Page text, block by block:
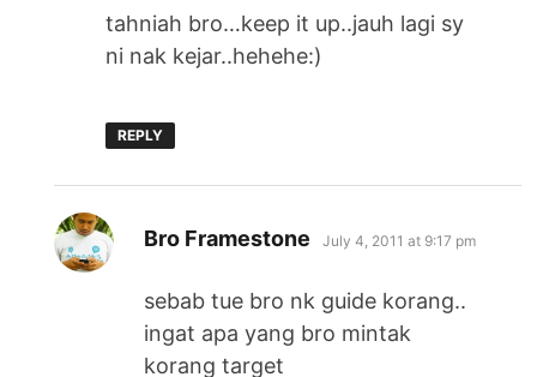
tahniah bro…keep it up..jauh lagi sy
ni nak kejar..hehehe:)
REPLY
Bro Framestone says:
July 4, 2011 at 9:17 pm
sebab tue bro nk guide korang..
ingat apa yang bro mintak
korang target